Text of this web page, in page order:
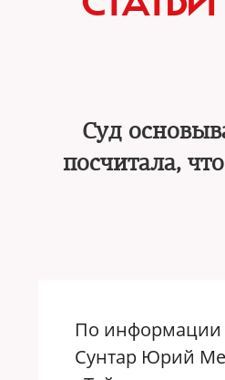
Суд
посчитала,
По информации
Сунтар Юрий